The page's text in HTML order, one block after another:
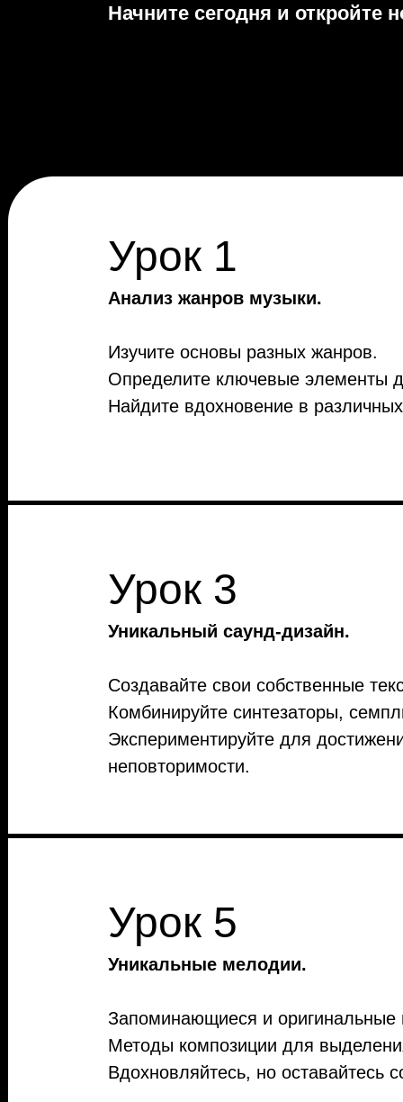
Уникальный саунд-дизайн.
Создавайте свои собственные
Комбинируйте синтезаторы,
Экспериментируйте для
неповторимости.
Урок 5
Уникальные мелодии.
Запоминающиеся и оригинальные
Методы композиции для
Вдохновляйтесь, но оставайтесь
Урок 3
Урок 1
Начните сегодня и откройте
Анализ жанров музыки.
Изучите основы разных жанров.
Определите ключевые элементы
Найдите вдохновение в